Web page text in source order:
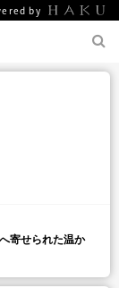
by
寄せられた温か